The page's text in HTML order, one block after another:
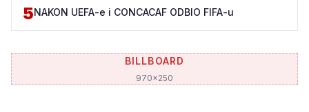
5NAKON UEFA-e i CONCACAF ODBIO FIFA-u
BILLBOARD
970x250